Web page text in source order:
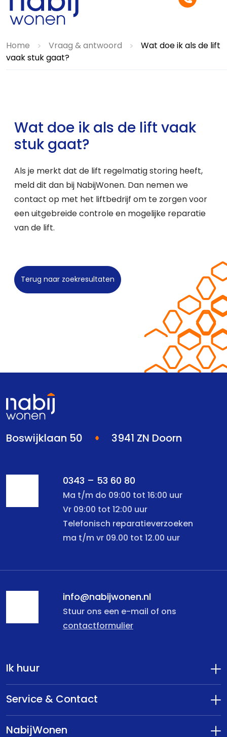
Home > Vraag & antwoord >
Wat doe ik als de lift
vaak stuk gaat?
Wat doe ik als de lift vaak
stuk gaat?
Als je merkt dat de lift regelmatig storing heeft,
meld dit dan bij NabijWonen. Dan nemen we
contact op met het liftbedrijf om te zorgen voor
een uitgebreide controle en mogelijke reparatie
van de lift.
Terug naar zoekresultaten
Boswijklaan 50 3941 ZN Doorn
0343 – 53 60 80
Ma t/m do 09:00 tot 16:00 uur
Vr 09:00 tot 12:00 uur
Telefonisch reparatieverzoeken
ma t/m vr 09.00 tot 12.00 uur
info@nabijwonen.nl
Stuur ons een e-mail of ons
contactformulier
Ik huur
Service & Contact
NabijWonen